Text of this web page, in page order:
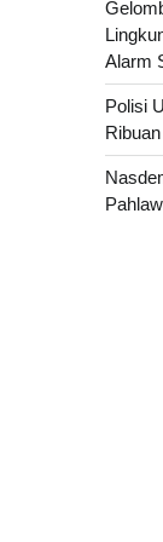
Alarm
Polisi